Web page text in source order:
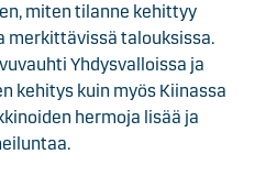
miten tilanne kehittyy
merkittävissä talouksissa.
Yhdysvalloissa ja
kehitys kuin myös Kiinassa
hermoja lisää ja